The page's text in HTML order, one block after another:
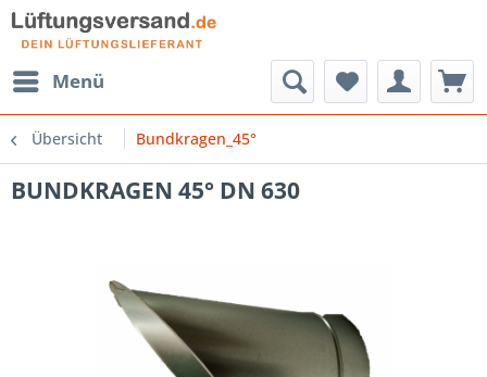
Menü
Übersicht Bundkragen_45°
BUNDKRAGEN 45° DN 630